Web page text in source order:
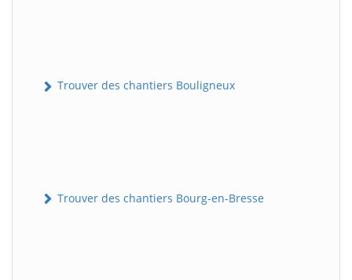
Trouver des chantiers Bouligneux
Trouver des chantiers Bourg-en-Bresse